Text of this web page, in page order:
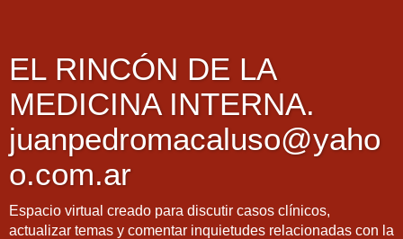
EL RINCÓN DE LA
MEDICINA INTERNA.
juanpedromacaluso@yaho
o.com.ar
Espacio virtual creado para discutir casos clínicos,
actualizar temas y comentar inquietudes relacionadas con la